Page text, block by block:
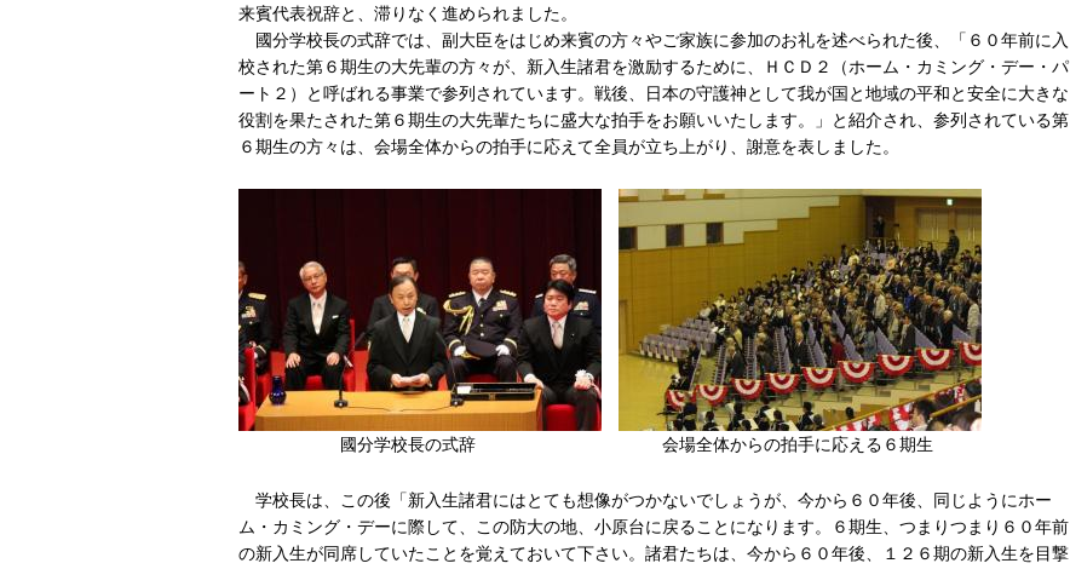
来賓代表祝辞と、滞りなく進められました。
國分学校長の式辞では、副大臣をはじめ来賓の方々やご家族に参加のお礼を述べられた後、「６０年前に入
校された第６期生の大先輩の方々が、新入生諸君を激励するために、ＨＣＤ２（ホーム・カミング・デー・パ
ート２）と呼ばれる事業で参列されています。戦後、日本の守護神として我が国と地域の平和と安全に大きな
役割を果たされた第６期生の大先輩たちに盛大な拍手をお願いいたします。」と紹介され、参列されている第
６期生の方々は、会場全体からの拍手に応えて全員が立ち上がり、謝意を表しました。
國分学校長の式辞 会場全体からの拍手に応える６期生
学校長は、この後「新入生諸君にはとても想像がつかないでしょうが、今から６０年後、同じようにホー
ム・カミング・デーに際して、この防大の地、小原台に戻ることになります。６期生、つまりつまり６０年前
の新入生が同席していたことを覚えておいて下さい。諸君たちは、今から６０年後、１２６期の新入生を目撃